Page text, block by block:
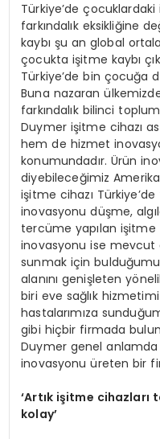
Türkiye’de
farkındalık eksikliğine
kaybı şu an global
çocukta işitme kaybı
Türkiye’de bin çocuğa
Buna nazaran
farkındalık bilinci
Duymer işitme cihazı
hem de hizmet
konumundadır. Ürün
diyebileceğimiz
işitme cihazı
inovasyonu düşme,
tercüme yapılan işitme
inovasyonu ise mevcut
sunmak için
alanını genişleten
biri eve sağlık
hastalarımıza
gibi hiçbir firmada
Duymer genel
inovasyonu üreten bir
‘Artık işitme cihazları
kolay’